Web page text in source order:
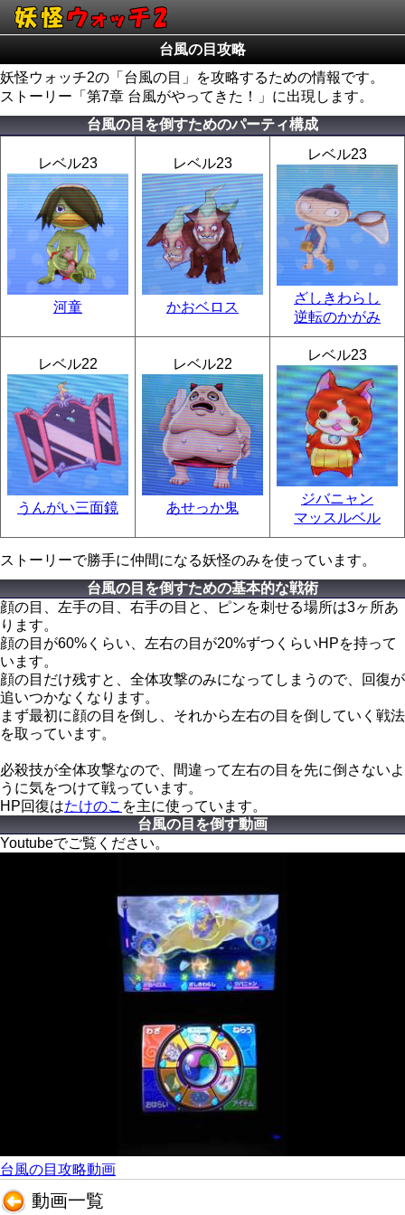
台風の目攻略
妖怪ウォッチ2の「台風の目」を攻略するための情報です。
ストーリー「第7章 台風がやってきた！」に出現します。
台風の目を倒すためのパーティ構成
レベル23
河童
レベル23
かおベロス
レベル23
ざしきわらし
逆転のかがみ
レベル22
うんがい三面鏡
レベル22
あせっか鬼
レベル23
ジバニャン
マッスルベル
ストーリーで勝手に仲間になる妖怪のみを使っています。
台風の目を倒すための基本的な戦術
顔の目、左手の目、右手の目と、ピンを刺せる場所は3ヶ所あ
ります。
顔の目が60%くらい、左右の目が20%ずつくらいHPを持って
います。
顔の目だけ残すと、全体攻撃のみになってしまうので、回復が
追いつかなくなります。
まず最初に顔の目を倒し、それから左右の目を倒していく戦法
を取っています。
必殺技が全体攻撃なので、間違って左右の目を先に倒さないよ
うに気をつけて戦っています。
HP回復はたけのこ を主に使っています。
台風の目を倒す動画
Youtubeでご覧ください。
台風の目攻略動画
動画一覧